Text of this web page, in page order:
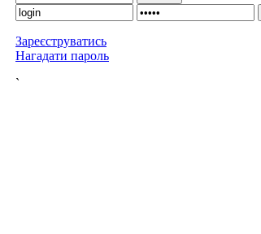
Зареєструватись
Нагадати пароль
`